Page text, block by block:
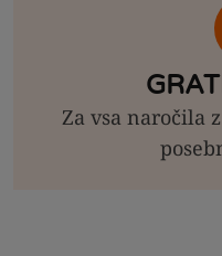
Za vsa naročila